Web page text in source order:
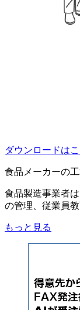
ダウンロードは
食品メーカーの
食品製造事業者
の管理、従業員
もっと見る